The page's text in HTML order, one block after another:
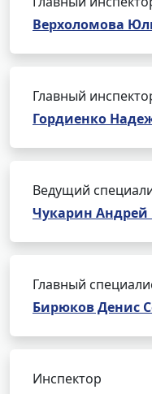
Верхоломова
Главный
Гордиенко
Ведущий
Чукарин Андрей
Главный
Бирюков Денис
Инспектор